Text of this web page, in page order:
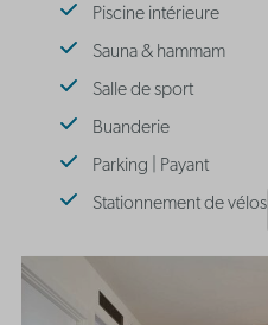
Piscine intérieure
Sauna & hammam
Salle de sport
Buanderie
Parking | Payant
Stationnement de vélos